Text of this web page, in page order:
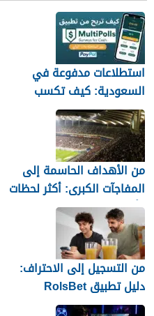
استطلاعات مدفوعة في
السعودية: كيف تكسب
المال مع MultiPolls
من الأهداف الحاسمة إلى
المفاجآت الكبرى: أكثر لحظات
كأس العالم 2026 التي لا
تُنسى
من التسجيل إلى الاحتراف:
دليل تطبيق RolsBet
للمستخدمين السوريين